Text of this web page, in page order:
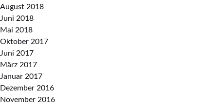
August 2018
Juni 2018
Mai 2018
Oktober 2017
Juni 2017
März 2017
Januar 2017
Dezember 2016
November 2016